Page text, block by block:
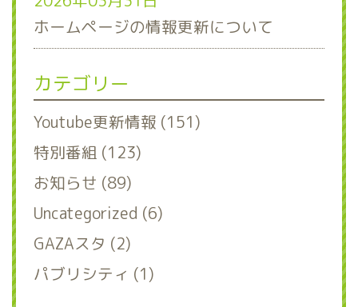
ホームページの情報更新について
カテゴリー
Youtube更新情報 (151)
特別番組 (123)
お知らせ (89)
Uncategorized (6)
GAZAスタ (2)
パブリシティ (1)